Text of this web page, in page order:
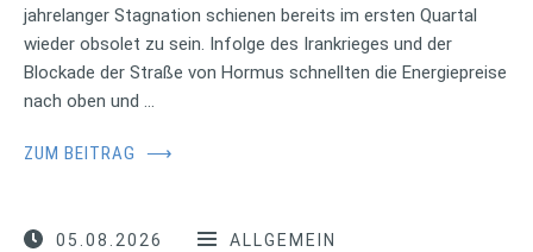
jahrelanger Stagnation schienen bereits im ersten Quartal
wieder obsolet zu sein. Infolge des Irankrieges und der
Blockade der Straße von Hormus schnellten die Energiepreise
nach oben und …
ZUM BEITRAG ⟶
05.08.2026 ALLGEMEIN